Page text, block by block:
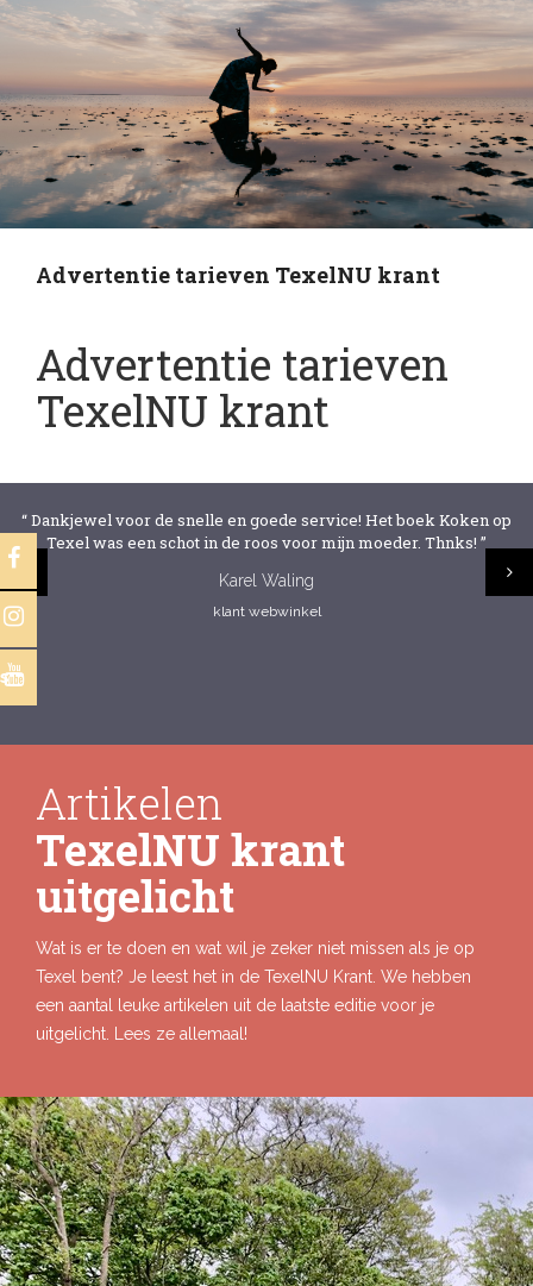
Advertentie tarieven TexelNU krant
Advertentie tarieven
TexelNU krant
“ Dankjewel voor de snelle en goede service! Het boek Koken op
Texel was een schot in de roos voor mijn moeder. Thnks! ”
Karel Waling
klant webwinkel
Artikelen
TexelNU krant
uitgelicht
Wat is er te doen en wat wil je zeker niet missen als je op
Texel bent? Je leest het in de TexelNU Krant. We hebben
een aantal leuke artikelen uit de laatste editie voor je
uitgelicht. Lees ze allemaal!